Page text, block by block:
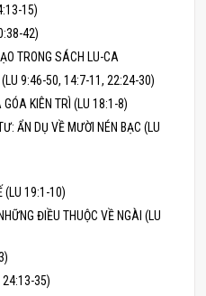
15)
42)
TRONG SÁCH LU-CA
(LU 9:46-50, 14:7-11, 22:24-30)
KIÊN TRÌ (LU 18:1-8)
ẨN DỤ VỀ MƯỜI NÉN BẠC (LU
(LU 19:1-10)
ĐIỀU THUỘC VỀ NGÀI (LU
24:13-35)